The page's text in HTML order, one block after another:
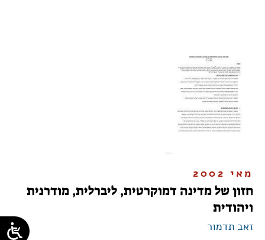
מאי 2002
חזון של מדינה דמוקרטית, ליברלית, מודרנית
ויהודית
זאב תדמור